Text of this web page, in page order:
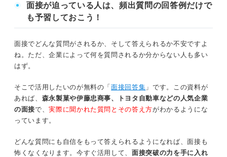
面接が迫っている人は、頻出質問の回答例だけで
も予習しておこう！
面接でどんな質問がされるか、そして答えられるか不安ですよ
ね。ただ、企業によって何を質問されるか分からない人も多い
はず。
そこで活用したいのが無料の「面接回答集 」です。この資料が
あれば、 森永製菓や伊藤忠商事、トヨタ自動車などの人気企業
の面接で、実際に聞かれた質問とその答え方がわかるようにな
っています。
どんな質問にも自信をもって答えられるようになれば、面接も
怖くなくなります。今すぐ活用して、面接突破の力を手に入れ